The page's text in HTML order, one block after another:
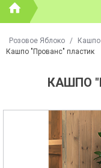
Розовое Яблоко / Кашпо
Кашпо "Прованс" пластик
КАШПО